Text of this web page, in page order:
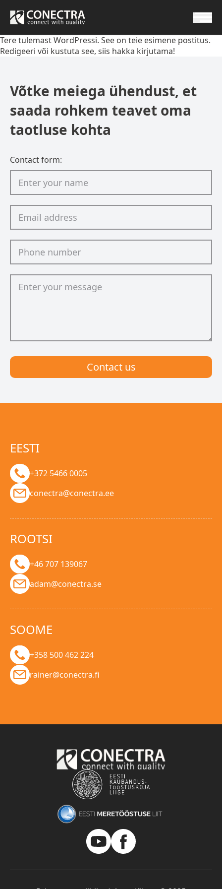
Tere tulemast WordPressi. See on teie esimene postitus.
Redigeeri või kustuta see, siis hakka kirjutama!
Võtke meiega ühendust, et
saada rohkem teavet oma
taotluse kohta
Contact form:
Сontact us
EESTI
+372 5466 0005
conectra@conectra.ee
ROOTSI
+46 707 139067
adam@conectra.se
SOOME
+358 500 462 224
rainer@conectra.fi